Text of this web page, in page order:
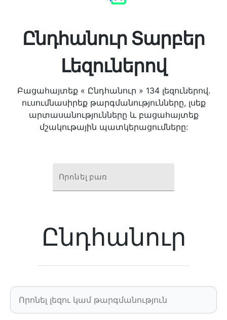
Ընդհանուր Տարբեր
Լեզուներով
Բացահայտեք « Ընդհանուր » 134 լեզուներով.
ուսումնասիրեք թարգմանությունները, լսեք
արտասանությունները և բացահայտեք
մշակութային պատկերացումները:
Որոնել բառ
Ընդհանուր